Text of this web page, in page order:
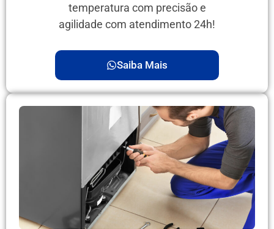
temperatura com precisão e
agilidade com atendimento 24h!
Saiba Mais